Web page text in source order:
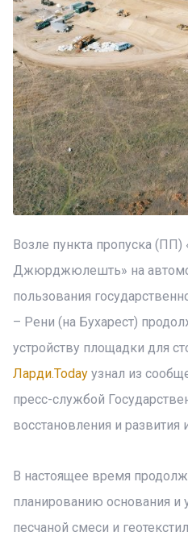
Возле пункта пропуска (ПП)
Джюрджюлешть» на
пользования
– Рени (на Бухарест)
устройству площадки для
Ларди.Today узнал из
пресс-службой
восстановления и
В настоящее время
планированию основания и
песчаной смеси и